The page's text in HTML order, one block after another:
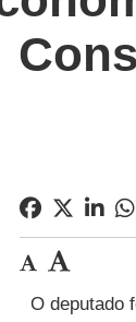
O deputado